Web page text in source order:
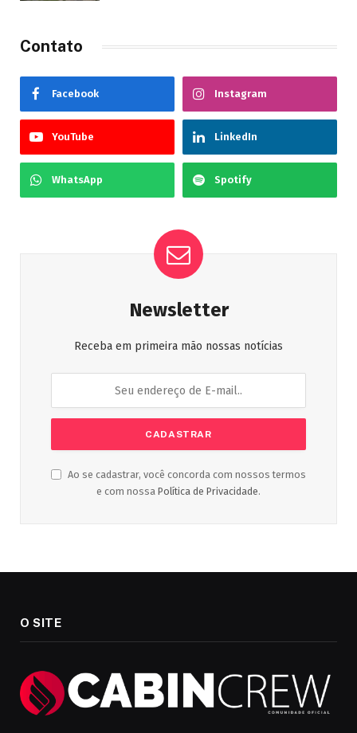
Contato
Facebook Instagram
YouTube LinkedIn
WhatsApp Spotify
Newsletter
Receba em primeira mão nossas notícias
Ao se cadastrar, você concorda com nossos termos
e com nossa Política de Privacidade.
O SITE